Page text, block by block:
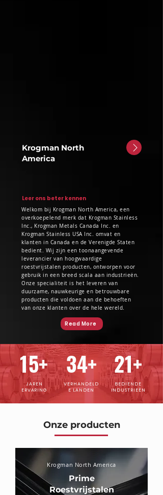
Krogman North
America
Leer ons beter kennen
Welkom bij Krogman North America, een
overkoepelend merk dat Krogman Stainless
Inc., Krogman Metals Canada Inc. en
Krogman Stainless USA Inc. omvat en
klanten in Canada en de Verenigde Staten
bedient. Wij zijn een toonaangevende
leverancier van hoogwaardige
roestvrijstalen producten, ontworpen voor
gebruik in een breed scala aan industrieën.
Onze specialiteit is het leveren van
duurzame, nauwkeurige en betrouwbare
producten die voldoen aan de behoeften
van onze klanten over de hele wereld.
Read More
15+
JAREN
ERVARING
34+
VERHANDELD
E LANDEN
21+
BEDIENDE
INDUSTRIEËN
Onze producten
Krogman North America
Prime
Roestvrijstalen